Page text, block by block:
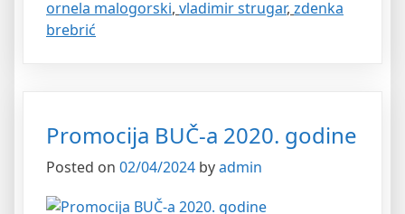
ornela malogorski, vladimir strugar, zdenka
brebrić
Promocija BUČ-a 2020. godine
Posted on 02/04/2024 byadmin